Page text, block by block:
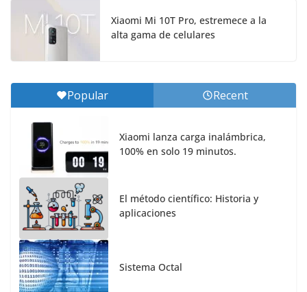
Xiaomi Mi 10T Pro, estremece a la
alta gama de celulares
Popular Recent
Xiaomi lanza carga inalámbrica,
100% en solo 19 minutos.
El método científico: Historia y
aplicaciones
Sistema Octal